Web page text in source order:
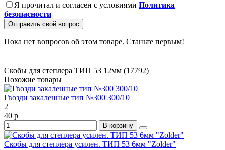
Я прочитал и согласен с условиями Политика
безопасности
Отправить свой вопрос
Пока нет вопросов об этом товаре. Станьте первым!
Скобы для степлера ТИП 53 12мм (17792)
Похожие товары
Гвозди закаленные тип №300 300/10
2
40 р
В корзину
Скобы для степлера усилен. ТИП 53 6мм "Zolder"